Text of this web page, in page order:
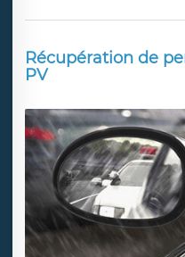
Récupération de
PV